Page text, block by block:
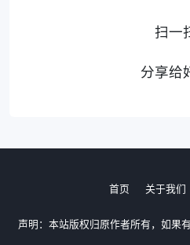
扫一
分享给
首页 关于我们
声明：本站版权归原作者所有，如果